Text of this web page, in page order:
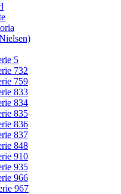
5
732
759
833
834
835
836
837
848
910
935
966
967